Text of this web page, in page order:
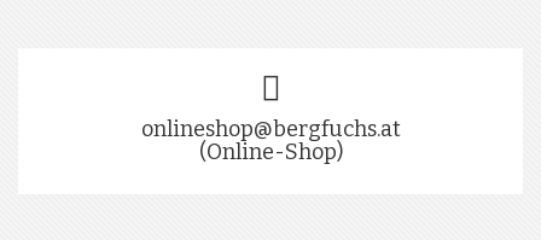
onlineshop@bergfuchs.at
(Online-Shop)